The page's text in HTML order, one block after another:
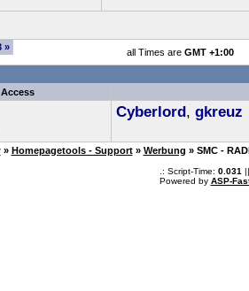
» all Times are GMT +1:00
Access
Cyberlord, gkreuz
» Homepagetools - Support » Werbung » SMC -
.: Script-Time: 0.031
Powered by ASP-